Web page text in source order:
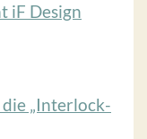
iF Design
„Interlock-